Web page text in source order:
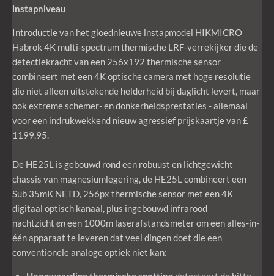
instapniveau
Introductie van het gloednieuwe instapmodel HIKMICRO
Habrok 4K multi-spectrum thermische LRF-verrekijker die de
detectiekracht van een 256x192 thermische sensor
combineert met een 4K optische camera met hoge resolutie
die niet alleen uitstekende helderheid bij daglicht levert, maar
ook extreme schemer- en donkerheidsprestaties - allemaal
voor een indrukwekkend nieuw agressief prijskaartje van £
1199,95.
De HE25L is gebouwd rond een robuust en lichtgewicht
chassis van magnesiumlegering, de HE25L combineert een
Sub 35mK NETD, 256px thermische sensor met een 4K
digitaal optisch kanaal, plus ingebouwd infrarood
nachtzicht en een 1000m laserafstandsmeter om een alles-in-
één apparaat te leveren dat veel dingen doet die een
conventionele analoge optiek niet kan: